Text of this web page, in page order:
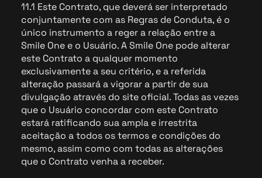
11.1 Este Contrato, que deverá ser interpretado
conjuntamente com as Regras de Conduta, é o
único instrumento a reger a relação entre a
Smile One e o Usuário. A Smile One pode alterar
este Contrato a qualquer momento
exclusivamente a seu critério, e a referida
alteração passará a vigorar a partir de sua
divulgação através do site oficial. Todas as vezes
que o Usuário concordar com este Contrato
estará ratificando sua ampla e irrestrita
aceitação a todos os termos e condições do
mesmo, assim como com todas as alterações
que o Contrato venha a receber.